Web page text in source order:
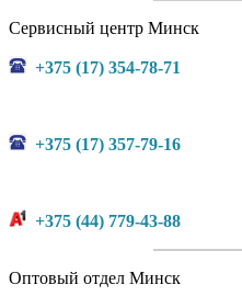
Сервисный центр Минск
+375 (17) 354-78-71
+375 (17) 357-79-16
+375 (44) 779-43-88
Оптовый отдел Минск